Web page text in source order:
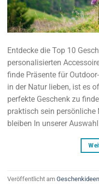
Entdecke die Top 10
personalisierten
finde Präsente für
in der Natur lieben, ist es
perfekte Geschenk zu
praktisch sein persönliche
bleiben In unserer
Veröffentlicht am Geschenkideen